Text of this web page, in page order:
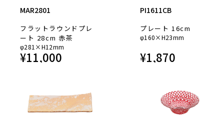
MAR2801
フラットラウンドプレ
ート 28cm 赤茶
φ281×H12mm
¥11,000
PI1611CB
プレート 16cm
φ160×H23mm
¥1,870